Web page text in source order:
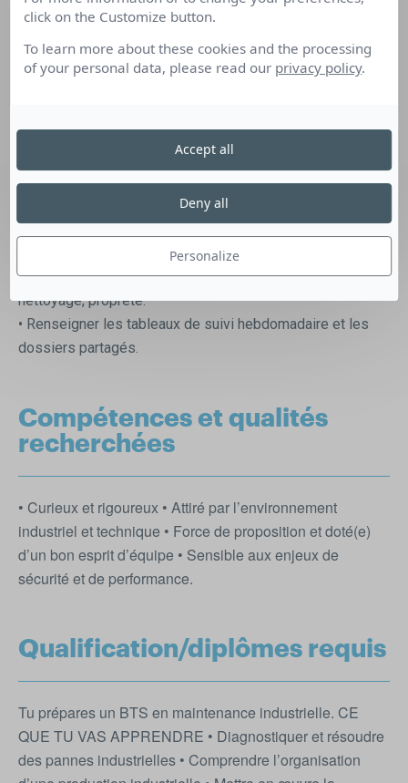
de dépannage,
• Analyser/évaluer quotidiennement la production,
• Renseigner les autres services sur la faisabilité, les
• Gérer l’archivage et les inventaires des Pièces De
• Participer à la mise en place des contrôles en cours de
• Assurer la bonne tenue de l’atelier : rangement,
nettoyage, propreté.
• Renseigner les tableaux de suivi hebdomadaire et les
dossiers partagés.
Compétences et qualités
recherchées
• Curieux et rigoureux • Attiré par l’environnement
industriel et technique • Force de proposition et doté(e)
d’un bon esprit d’équipe • Sensible aux enjeux de
sécurité et de performance.
Qualification/diplômes requis
Tu prépares un BTS en maintenance industrielle. CE
QUE TU VAS APPRENDRE • Diagnostiquer et résoudre
des pannes industrielles • Comprendre l’organisation
click on the Customize button.
To learn more about these cookies and the processing
of your personal data, please read our privacy policy.
Personalize
Deny all
Accept all